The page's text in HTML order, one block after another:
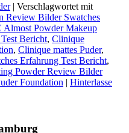
| Verschlagwortet mit
Review Bilder Swatches
Powder Makeup
Bericht, Clinique
, Clinique mattes Puder,
Erfahrung Test Bericht,
Powder Review Bilder
Foundation | Hinterlasse